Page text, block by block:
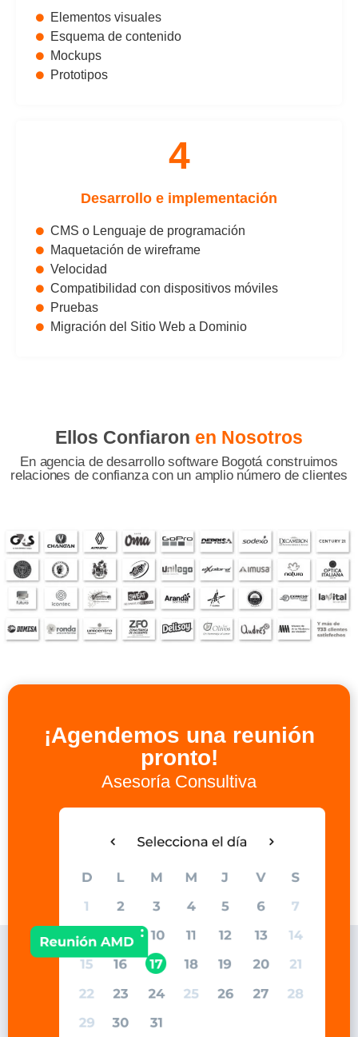
Elementos visuales
Esquema de contenido
Mockups
Prototipos
4
Desarrollo e implementación
CMS o Lenguaje de programación
Maquetación de wireframe
Velocidad
Compatibilidad con dispositivos móviles
Pruebas
Migración del Sitio Web a Dominio
Ellos Confiaron en Nosotros
En agencia de desarrollo software Bogotá construimos
relaciones de confianza con un amplio número de clientes
¡Agendemos una reunión
pronto!
Asesoría Consultiva